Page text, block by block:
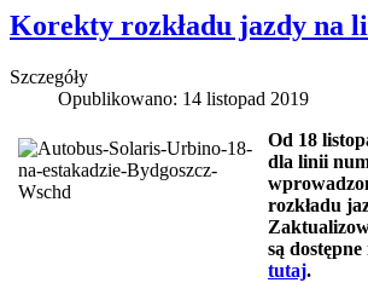
Korekty rozkładu jazdy na
Szczegóły
Opublikowano: 14 listopad 2019
Od 18
dla linii
rozkładu
są
tutaj.